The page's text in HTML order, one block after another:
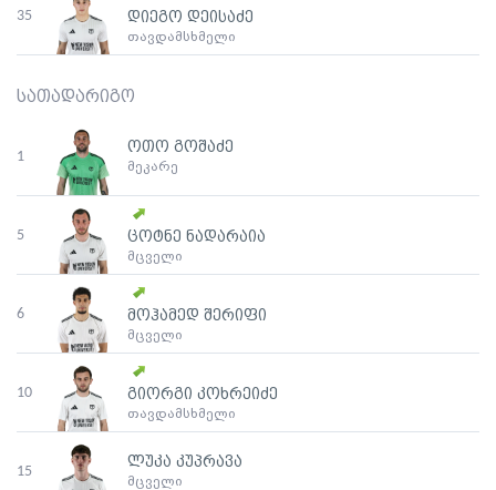
35 დიეგო დეისაძე
თავდამსხმელი
სათადარიგო
1
ოთო გოშაძე
მეკარე
5 ცოტნე ნადარაია
მცველი
6 მოჰამედ შერიფი
მცველი
10 გიორგი კოხრეიძე
თავდამსხმელი
15
ლუკა კუპრავა
მცველი